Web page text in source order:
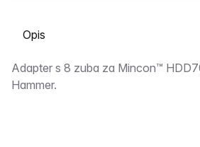
Odabir kartice
Opis
Adapter s 8 zuba za Mincon™
Hammer.